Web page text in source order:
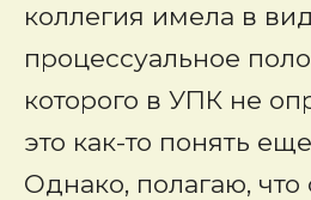
коллегия имела в
процессуальное
которого в УПК не
это как-то понять
Однако, полагаю, что